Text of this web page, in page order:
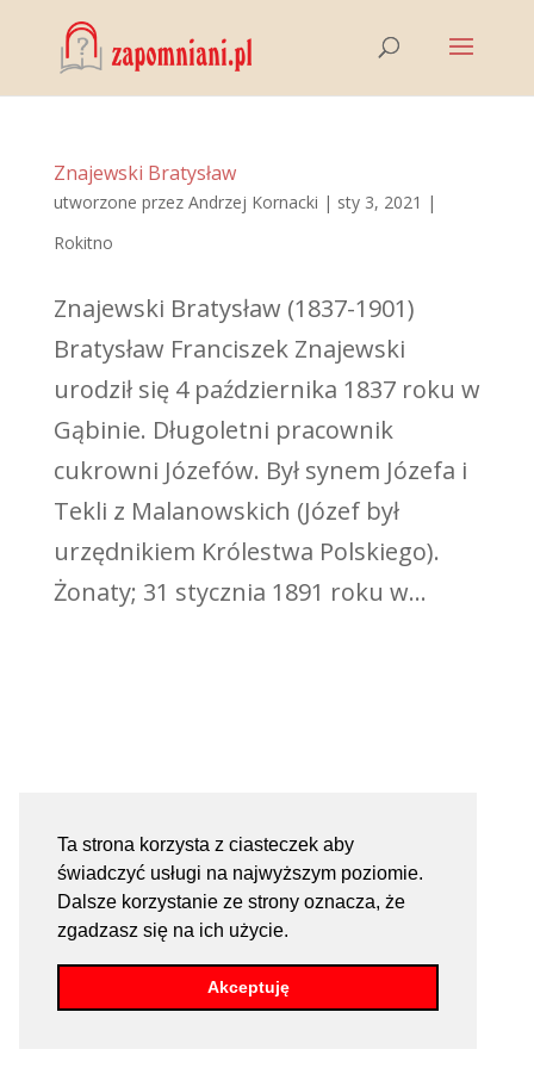
Ta strona korzysta z ciasteczek aby
świadczyć usługi na najwyższym poziomie.
Dalsze korzystanie ze strony oznacza, że
zgadzasz się na ich użycie.
Akceptuję
Znajewski Bratysław
utworzone przez Andrzej Kornacki | sty 3, 2021 |
Rokitno
Znajewski Bratysław (1837-1901)
Bratysław Franciszek Znajewski
urodził się 4 października 1837 roku w
Gąbinie. Długoletni pracownik
cukrowni Józefów. Był synem Józefa i
Tekli z Malanowskich (Józef był
urzędnikiem Królestwa Polskiego).
Żonaty; 31 stycznia 1891 roku w...